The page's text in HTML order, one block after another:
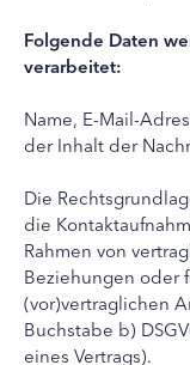
Folgende Daten
verarbeitet:
Name, E-Mail-
der Inhalt der
Die
die
Rahmen von
Beziehungen oder
(vor)vertraglichen
Buchstabe b)
eines Vertrags).